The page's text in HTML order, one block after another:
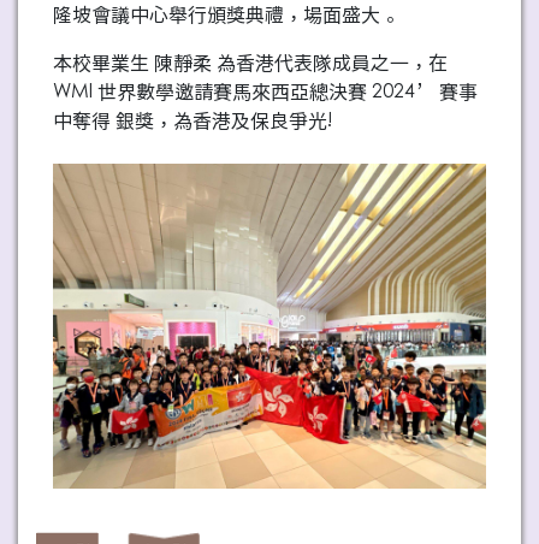
隆坡會議中心舉行頒獎典禮，場面盛大。
本校畢業生 陳靜柔 為香港代表隊成員之一，在
WMI 世界數學邀請賽馬來西亞總決賽 2024’ 賽事
中奪得 銀獎，為香港及保良爭光!